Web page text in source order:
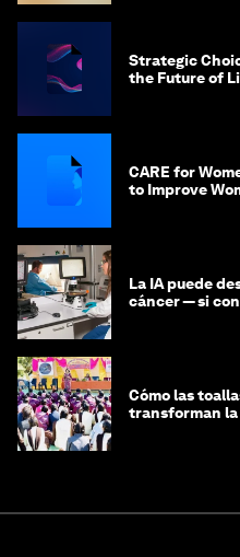
Strategic
the Future of
CARE for
to Improve
La IA puede
cáncer — si
Cómo las
transforman la